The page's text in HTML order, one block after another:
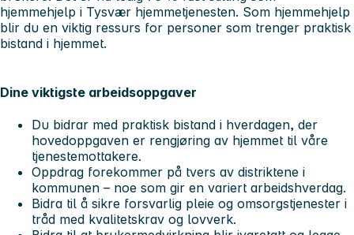
hjemmehjelp i Tysvær hjemmetjenesten. Som hjemmehjelp
blir du en viktig ressurs for personer som trenger praktisk
bistand i hjemmet.
Dine viktigste arbeidsoppgaver
Du bidrar med praktisk bistand i hverdagen, der
hovedoppgaven er rengjøring av hjemmet til våre
tjenestemottakere.
Oppdrag forekommer på tvers av distriktene i
kommunen – noe som gir en variert arbeidshverdag.
Bidra til å sikre forsvarlig pleie og omsorgstjenester i
tråd med kvalitetskrav og lovverk.